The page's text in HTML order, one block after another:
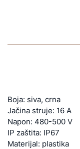
Boja: siva, crna
Jačina struje: 16 A
Napon: 480-500 V
IP zaštita: IP67
Materijal: plastika